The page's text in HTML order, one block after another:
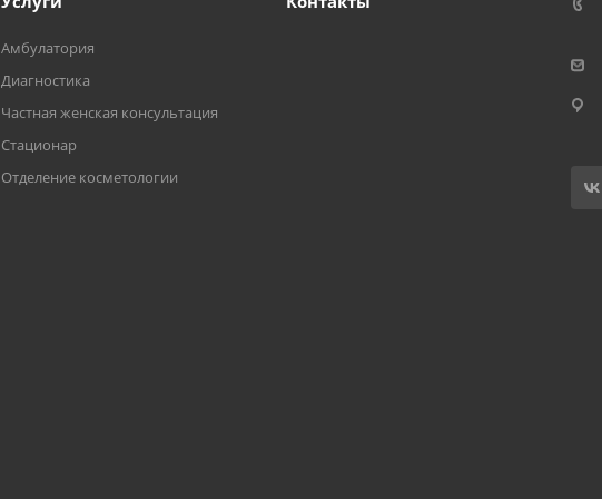
Амбулатория
Диагностика
Частная женская консультация
Стационар
Отделение косметологии